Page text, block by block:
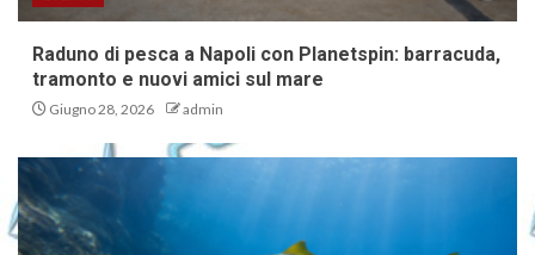
Raduno di pesca a Napoli con Planetspin: barracuda,
tramonto e nuovi amici sul mare
Giugno 28, 2026 admin